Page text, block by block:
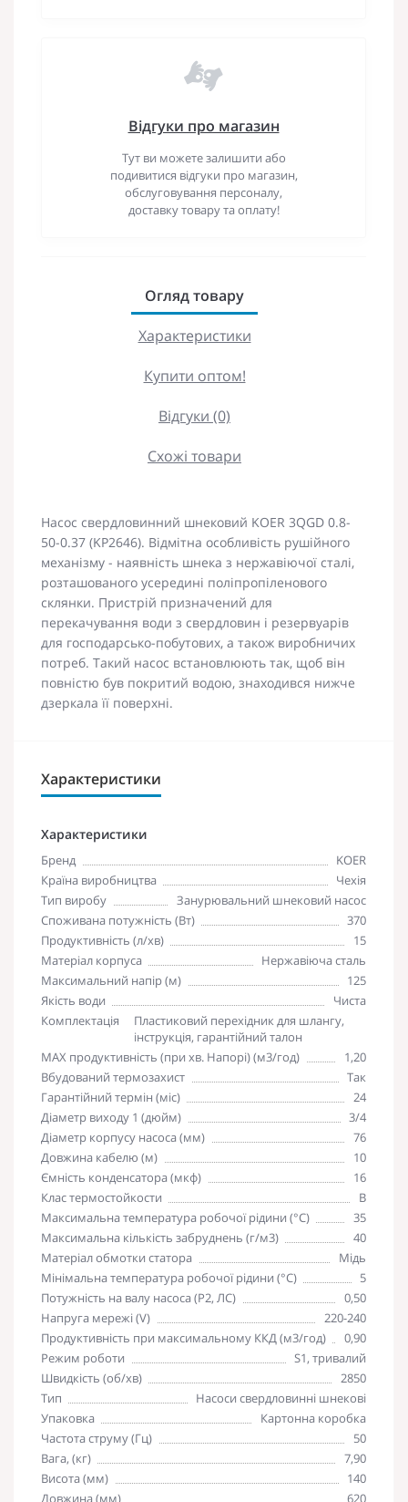
Відгуки про магазин
Тут ви можете залишити або
подивитися відгуки про магазин,
обслуговування персоналу,
доставку товару та оплату!
Огляд товару
Характеристики
Купити оптом!
Відгуки (0)
Схожі товари
Насос свердловинний шнековий KOER 3QGD 0.8-
50-0.37 (KP2646). Відмітна особливість рушійного
механізму - наявність шнека з нержавіючої сталі,
розташованого усередині поліпропіленового
склянки. Пристрій призначений для
перекачування води з свердловин і резервуарів
для господарсько-побутових, а також виробничих
потреб. Такий насос встановлюють так, щоб він
повністю був покритий водою, знаходився нижче
дзеркала її поверхні.
Характеристики
Характеристики
Бренд
KOER
Країна виробництва
Чехія
Тип виробу
Занурювальний шнековий насос
Споживана потужність (Вт)
370
Продуктивність (л/хв)
15
Матеріал корпуса
Нержавіюча сталь
Максимальний напір (м)
125
Якість води
Чиста
Комплектація
Пластиковий перехідник для шлангу,
інструкція, гарантійний талон
MAX продуктивність (при хв. Напорі) (м3/год)
1,20
Вбудований термозахист
Так
Гарантійний термін (міс)
24
Діаметр виходу 1 (дюйм)
3/4
Діаметр корпусу насоса (мм)
76
Довжина кабелю (м)
10
Ємність конденсатора (мкф)
16
Клас термостойкости
B
Максимальна температура робочої рідини (°С)
35
Максимальна кількість забруднень (г/м3)
40
Матеріал обмотки статора
Мідь
Мінімальна температура робочої рідини (°С)
5
Потужність на валу насоса (P2, ЛС)
0,50
Напруга мережі (V)
220-240
Продуктивність при максимальному ККД (м3/год)
0,90
Режим роботи
S1, тривалий
Швидкість (об/хв)
2850
Тип
Насоси свердловинні шнекові
Упаковка
Картонна коробка
Частота струму (Гц)
50
Вага, (кг)
7,90
Висота (мм)
140
Довжина (мм)
620